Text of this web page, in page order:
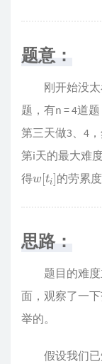
题意：
刚开始没太
题，有n = 4道
第三天做3、4
第i天的最大难
得
[t ]的劳累度
思路：
题目的难度
面，观察了一
举的。
假设我们已